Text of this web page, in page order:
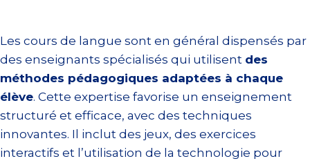
Les cours de langue sont en général dispensés par
des enseignants spécialisés qui utilisent des
méthodes pédagogiques adaptées à chaque
élève. Cette expertise favorise un enseignement
structuré et efficace, avec des techniques
innovantes. Il inclut des jeux, des exercices
interactifs et l’utilisation de la technologie pour